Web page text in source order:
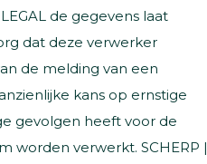
de gegevens laat
dat deze verwerker
de melding van een
kans op ernstige
gevolgen heeft voor de
worden verwerkt. SCHERP |